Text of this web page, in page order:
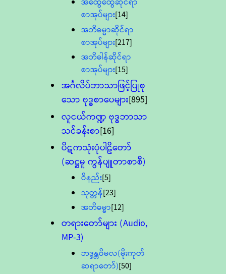
စာအုပ်များ[14]
အဘိဓမ္မာဆိုင်ရာ
စာအုပ်များ[217]
အဘိဓါန်ဆိုင်ရာ
စာအုပ်များ[15]
အင်္ဂလိပ်ဘာသာဖြင့်ပြုစု
သော ဗုဒ္ဓစာပေများ[895]
လူငယ်ကဏ္ဍ ဗုဒ္ဓဘာသာ
သင်ခန်းစာ[16]
ပိဋကသုံးပုံပါဠိတော်
(ဆဋ္ဌမူ ကွန်ပျူတာစာစီ)
ဝိနည်း[5]
သုတ္တန်[23]
အဘိဓမ္မာ[12]
တရားတော်များ (Audio,
MP-3)
ဘဒ္ဒန္တဝိမလ(မိုးကုတ်
ဆရာတော်)[50]